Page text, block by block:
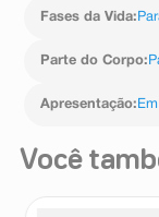
Fases da Vida:
Parte do Corpo:
Apresentação:
Você